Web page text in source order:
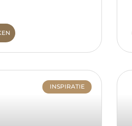
INSPIRATIE